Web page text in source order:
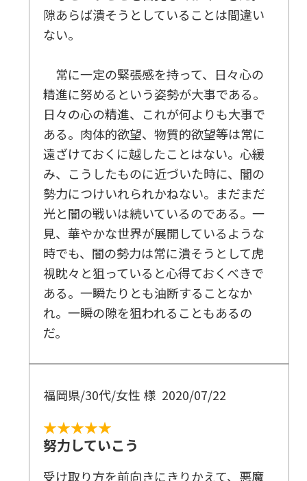
隙あらば潰そうとしていることは間違い
ない。
常に一定の緊張感を持って、日々心の
精進に努めるという姿勢が大事である。
日々の心の精進、これが何よりも大事で
ある。肉体的欲望、物質的欲望等は常に
遠ざけておくに越したことはない。心緩
み、こうしたものに近づいた時に、闇の
勢力につけいれられかねない。まだまだ
光と闇の戦いは続いているのである。一
見、華やかな世界が展開しているような
時でも、闇の勢力は常に潰そうとして虎
視眈々と狙っていると心得ておくべきで
ある。一瞬たりとも油断することなか
れ。一瞬の隙を狙われることもあるの
だ。
福岡県/30代/女性 様 2020/07/22
★★★★★
努力していこう
受け取り方を前向きにきりかえて、悪魔